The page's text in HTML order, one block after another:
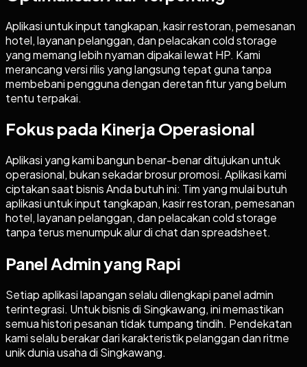
Aplikasi untuk input tangkapan, kasir restoran, pemesanan
hotel, layanan pelanggan, dan pelacakan cold storage
yang memang lebih nyaman dipakai lewat HP. Kami
merancang versi rilis yang langsung tepat guna tanpa
membebani pengguna dengan deretan fitur yang belum
tentu terpakai.
Fokus pada Kinerja Operasional
Aplikasi yang kami bangun benar-benar ditujukan untuk
operasional, bukan sekadar brosur promosi. Aplikasi kami
ciptakan saat bisnis Anda butuh ini: Tim yang mulai butuh
aplikasi untuk input tangkapan, kasir restoran, pemesanan
hotel, layanan pelanggan, dan pelacakan cold storage
tanpa terus menumpuk alur di chat dan spreadsheet.
Panel Admin yang Rapi
Setiap aplikasi lapangan selalu dilengkapi panel admin
terintegrasi. Untuk bisnis di Singkawang, ini memastikan
semua histori pesanan tidak tumpang tindih. Pendekatan
kami selalu berakar dari karakteristik pelanggan dan ritme
unik dunia usaha di Singkawang.